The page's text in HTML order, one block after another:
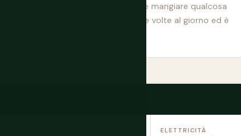
persone, bere un buon caffè e mangiare qualcosa
di dolce. Succede almeno due volte al giorno ed è
ELETTRICITÀ